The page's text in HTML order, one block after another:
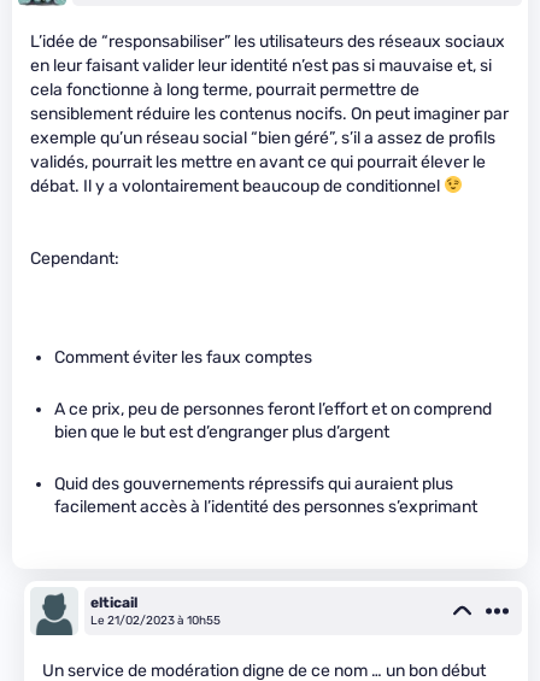
L’idée de “responsabiliser” les utilisateurs des réseaux sociaux
en leur faisant valider leur identité n’est pas si mauvaise et, si
cela fonctionne à long terme, pourrait permettre de
sensiblement réduire les contenus nocifs. On peut imaginer par
exemple qu’un réseau social “bien géré”, s’il a assez de profils
validés, pourrait les mettre en avant ce qui pourrait élever le
débat. Il y a volontairement beaucoup de conditionnel
Cependant:
Comment éviter les faux comptes
A ce prix, peu de personnes feront l’effort et on comprend
bien que le but est d’engranger plus d’argent
Quid des gouvernements répressifs qui auraient plus
facilement accès à l’identité des personnes s’exprimant
elticail
Le 21/02/2023 à 10h55
Un service de modération digne de ce nom … un bon début